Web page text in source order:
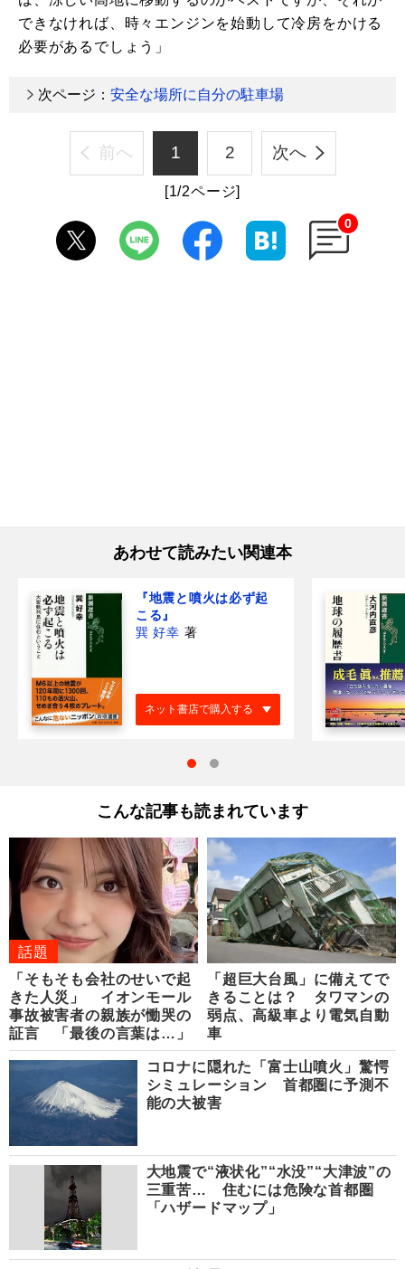
できなければ、時々エンジンを始動して冷房をかける
必要があるでしょう」
次ページ： 安全な場所に自分の駐車場
前へ 1 2 次へ
[1/2ページ]
0
あわせて読みたい関連本
『地震と噴火は必ず起
こる』
巽 好幸 著
ネット書店で購入する
こんな記事も読まれています
話題
「そもそも会社のせいで起
きた人災」 イオンモール
事故被害者の親族が慟哭の
証言 「最後の言葉は…」
「超巨大台風」に備えてで
きることは？ タワマンの
弱点、高級車より電気自動
車
コロナに隠れた「富士山噴火」驚愕
シミュレーション 首都圏に予測不
能の大被害
大地震で“液状化”“水没”“大津波”の
三重苦… 住むには危険な首都圏
「ハザードマップ」